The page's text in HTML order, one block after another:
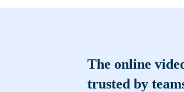
The online
trusted by